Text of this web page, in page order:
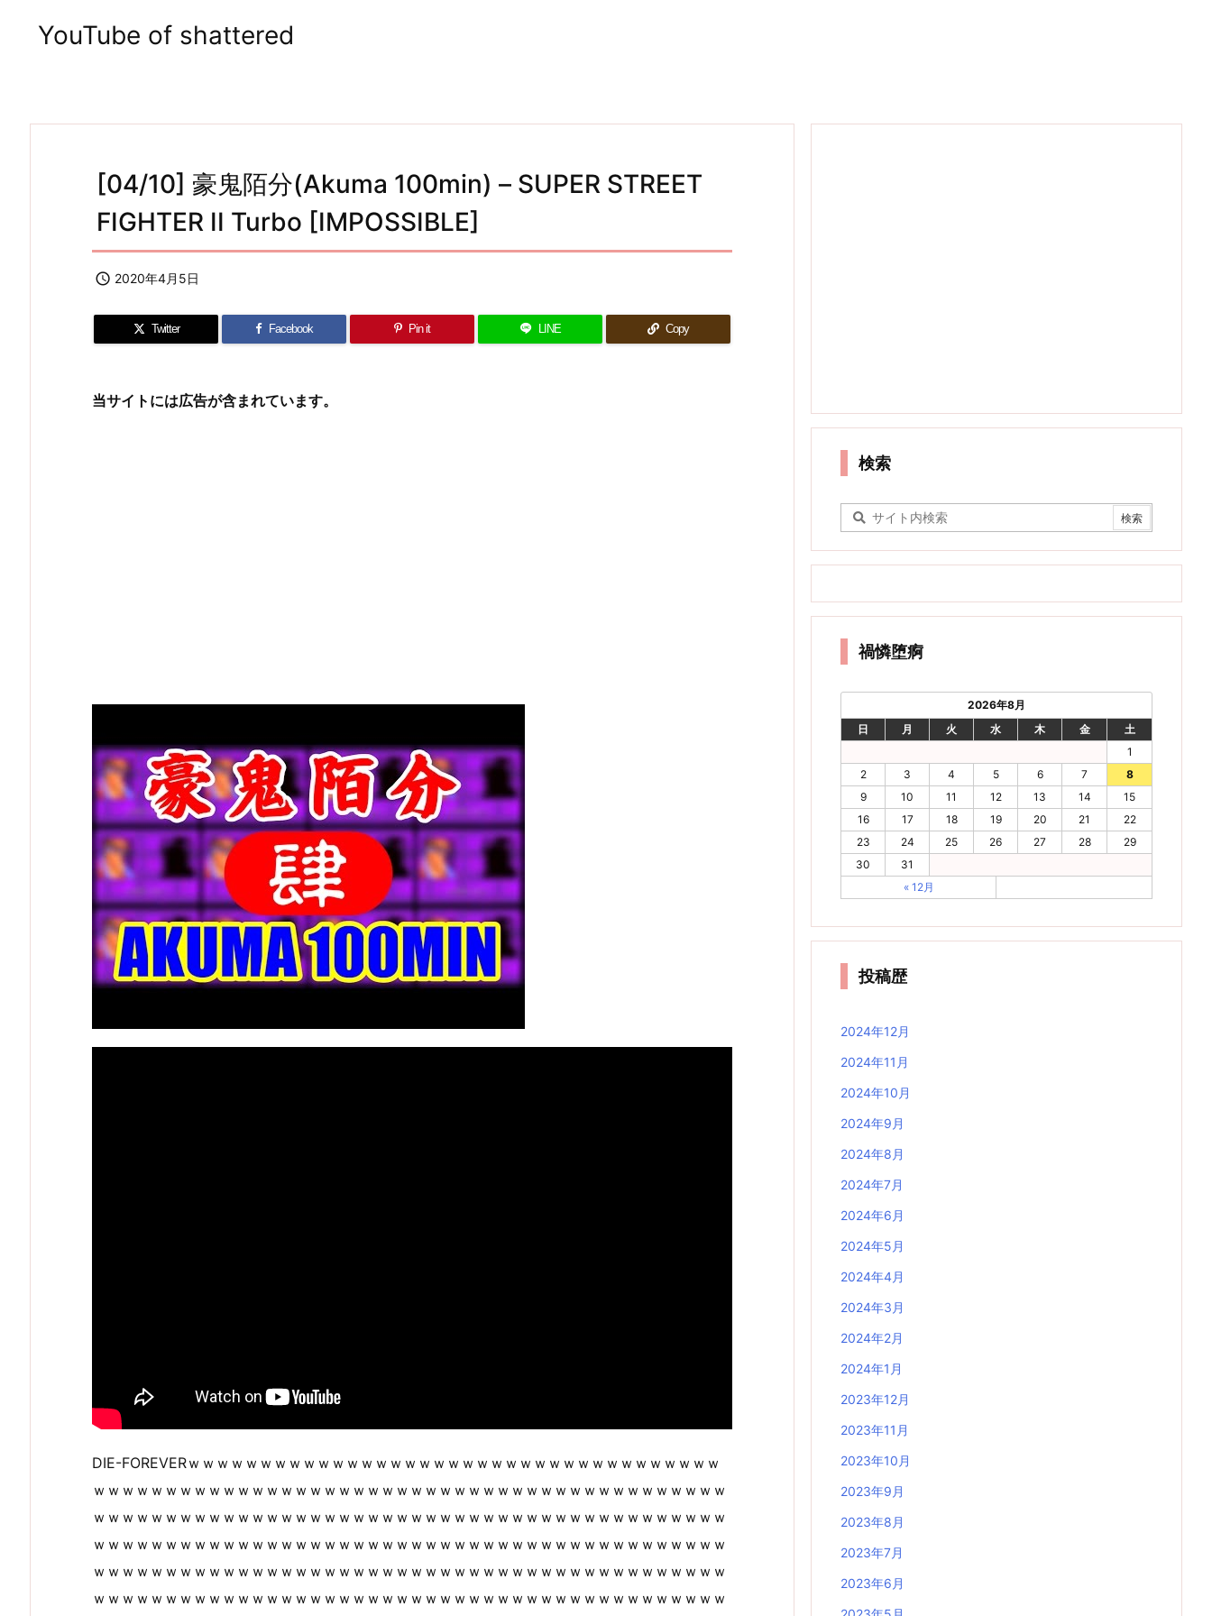
YouTube of shattered
[04/10] 豪鬼陌分(Akuma 100min) – SUPER STREET
FIGHTER II Turbo [IMPOSSIBLE]
 2020年4月5日
Twitter Facebook Pin it LINE Copy
当サイトには広告が含まれています。
DIE-FOREVERｗｗｗｗｗｗｗｗｗｗｗｗｗｗｗｗｗｗｗｗｗｗｗｗｗｗｗｗｗｗｗｗｗｗｗｗｗ
ｗｗｗｗｗｗｗｗｗｗｗｗｗｗｗｗｗｗｗｗｗｗｗｗｗｗｗｗｗｗｗｗｗｗｗｗｗｗｗｗｗｗｗｗ
ｗｗｗｗｗｗｗｗｗｗｗｗｗｗｗｗｗｗｗｗｗｗｗｗｗｗｗｗｗｗｗｗｗｗｗｗｗｗｗｗｗｗｗｗ
ｗｗｗｗｗｗｗｗｗｗｗｗｗｗｗｗｗｗｗｗｗｗｗｗｗｗｗｗｗｗｗｗｗｗｗｗｗｗｗｗｗｗｗｗ
ｗｗｗｗｗｗｗｗｗｗｗｗｗｗｗｗｗｗｗｗｗｗｗｗｗｗｗｗｗｗｗｗｗｗｗｗｗｗｗｗｗｗｗｗ
ｗｗｗｗｗｗｗｗｗｗｗｗｗｗｗｗｗｗｗｗｗｗｗｗｗｗｗｗｗｗｗｗｗｗｗｗｗｗｗｗｗｗｗｗ
検索
禍憐堕痾
2026年8月
日
月 火 水 木 金
土
1
2
3 4 5 6 7
8
9
10 11 12 13 14
15
16
17 18 19 20 21
22
23
24 25 26 27 28
29
30
31
« 12月
投稿歴
2024年12月
2024年11月
2024年10月
2024年9月
2024年8月
2024年7月
2024年6月
2024年5月
2024年4月
2024年3月
2024年2月
2024年1月
2023年12月
2023年11月
2023年10月
2023年9月
2023年8月
2023年7月
2023年6月